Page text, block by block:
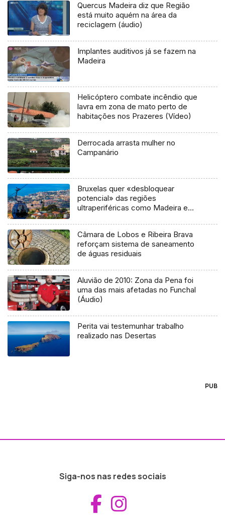
Quercus Madeira diz que Região
está muito aquém na área da
reciclagem (áudio)
Implantes auditivos já se fazem na
Madeira
Helicóptero combate incêndio que
lavra em zona de mato perto de
habitações nos Prazeres (Vídeo)
Derrocada arrasta mulher no
Campanário
Bruxelas quer «desbloquear
potencial» das regiões
ultraperiféricas como Madeira e
Câmara de Lobos e Ribeira Brava
reforçam sistema de saneamento
de águas residuais
Aluvião de 2010: Zona da Pena foi
uma das mais afetadas no Funchal
(Áudio)
Perita vai testemunhar trabalho
realizado nas Desertas
PUB
Siga-nos nas redes sociais
Aceder ao